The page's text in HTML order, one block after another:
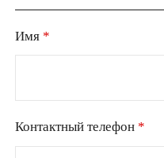
Имя *
Контактный телефон *